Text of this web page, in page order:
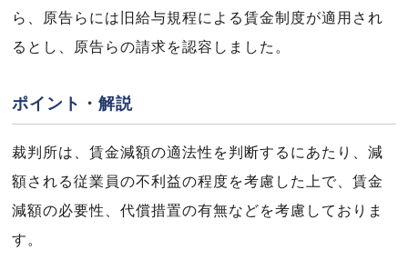
ら、原告らには旧給与規程による賃金制度が適用され
るとし、原告らの請求を認容しました。
ポイント・解説
裁判所は、賃金減額の適法性を判断するにあたり、減
額される従業員の不利益の程度を考慮した上で、賃金
減額の必要性、代償措置の有無などを考慮しておりま
す。